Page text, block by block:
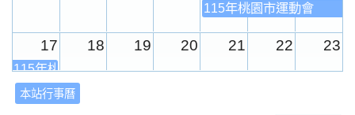
115年桃園市運動會
17 18 19 20 21 22 23
115年桃園市運動會
24
本站行事曆